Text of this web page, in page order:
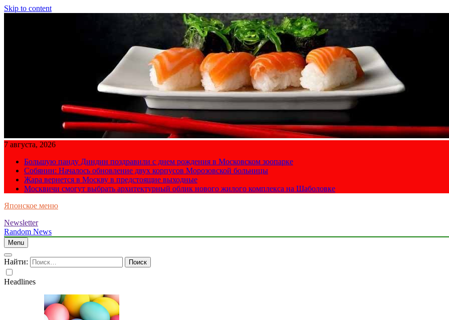
Skip to content
7 августа, 2026
Большую панду Диндин поздравили с днем рождения в Московском зоопарке
Собянин: Началось обновление двух корпусов Морозовской больницы
Жара вернется в Москву в предстоящие выходные
Москвичи смогут выбрать архитектурный облик нового жилого комплекса на Шаболовке
Японское меню
Newsletter
Random News
Menu
Найти:
Headlines